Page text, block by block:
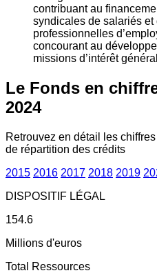
contribuant au
syndicales de salariés
professionnelles
concourant au
missions d’intérêt
Le Fonds en
2024
Retrouvez en détail les
de répartition des crédits
2015 2016 2017 2018 2019
DISPOSITIF LÉGAL
154.6
Millions d'euros
Total Ressources